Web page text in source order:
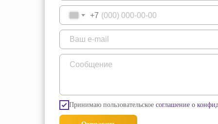
+7
Принимаю пользовательское соглашение о